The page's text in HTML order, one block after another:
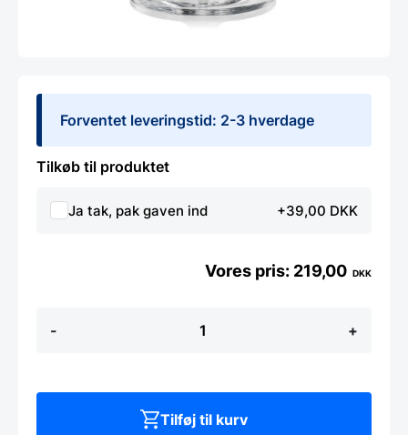
Forventet leveringstid: 2-3 hverdage
Tilkøb til produktet
Ja tak, pak gaven ind +39,00 DKK
-
45cl
6
+
219,00 DKK
Tilføj til kurv